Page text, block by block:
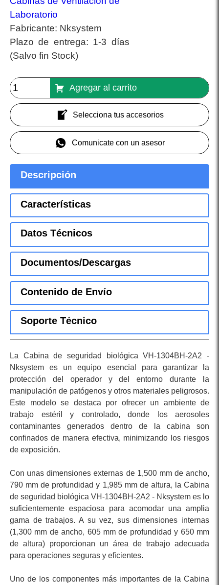
Laboratorio
Fabricante: Nksystem
Plazo de entrega: 1-3 días
(Salvo fin Stock)
Agregar al carrito
Selecciona tus accesorios
Comunicate con un asesor
Descripción
Características
Datos Técnicos
Documentos/Descargas
Contenido de Envío
Soporte Técnico
La Cabina de seguridad biológica VH-1304BH-2A2 -
Nksystem es un equipo esencial para garantizar la
protección del operador y del entorno durante la
manipulación de patógenos y otros materiales peligrosos.
Este modelo se destaca por ofrecer un ambiente de
trabajo estéril y controlado, donde los aerosoles
contaminantes generados dentro de la cabina son
confinados de manera efectiva, minimizando los riesgos
de exposición.
Con unas dimensiones externas de 1,500 mm de ancho,
790 mm de profundidad y 1,985 mm de altura, la Cabina
de seguridad biológica VH-1304BH-2A2 - Nksystem es lo
suficientemente espaciosa para acomodar una amplia
gama de trabajos. A su vez, sus dimensiones internas
(1,300 mm de ancho, 605 mm de profundidad y 650 mm
de altura) proporcionan un área de trabajo adecuada
para operaciones seguras y eficientes.
Uno de los componentes más importantes de la Cabina